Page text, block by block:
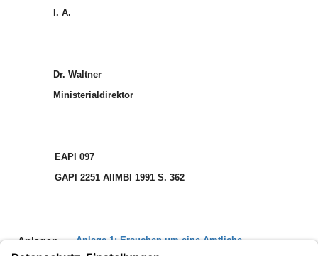
I. A.
Dr. Waltner
Ministerialdirektor
EAPl 097
GAPl 2251 AllMBl 1991 S. 362
Anlagen
Anlage 1: Ersuchen um eine Amtliche
Gefahrendurchsage im Rundfunk